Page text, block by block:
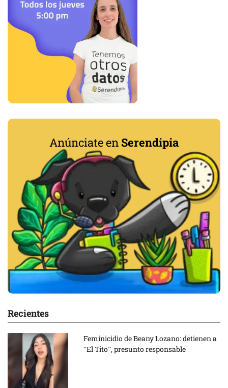
Anúnciate en Serendipia
Recientes
Feminicidio de Beany Lozano: detienen a
“El Tito”, presunto responsable